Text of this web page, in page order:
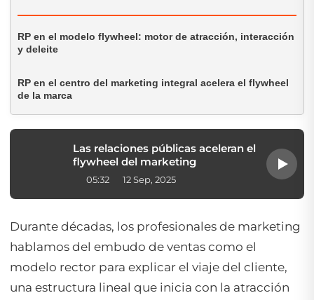
RP en el modelo flywheel: motor de atracción, interacción
y deleite
RP en el centro del marketing integral acelera el flywheel
de la marca
Las relaciones públicas aceleran el
flywheel del marketing
05:32 12 Sep, 2025
Durante décadas, los profesionales de marketing
hablamos del embudo de ventas como el
modelo rector para explicar el viaje del cliente,
una estructura lineal que inicia con la atracción